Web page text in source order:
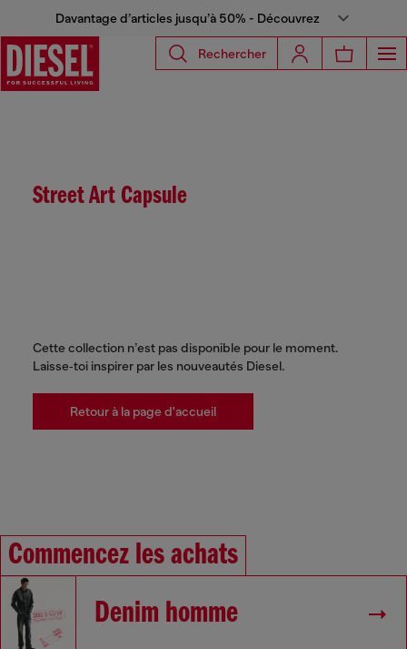
Davantage d’articles jusqu’à 50% - Découvrez
Rechercher
Street Art Capsule
Cette collection n’est pas disponible pour le moment.
Laisse‑toi inspirer par les nouveautés Diesel.
Retour à la page d'accueil
Commencez les achats
Denim homme